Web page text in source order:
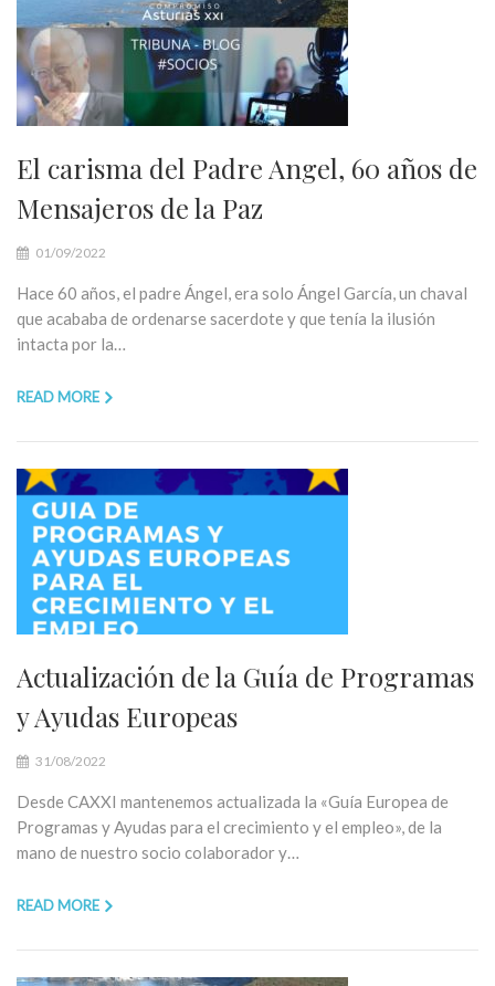
El carisma del Padre Angel, 60 años de
Mensajeros de la Paz
01/09/2022
Hace 60 años, el padre Ángel, era solo Ángel García, un chaval
que acababa de ordenarse sacerdote y que tenía la ilusión
intacta por la…
READ MORE
Actualización de la Guía de Programas
y Ayudas Europeas
31/08/2022
Desde CAXXI mantenemos actualizada la «Guía Europea de
Programas y Ayudas para el crecimiento y el empleo», de la
mano de nuestro socio colaborador y…
READ MORE